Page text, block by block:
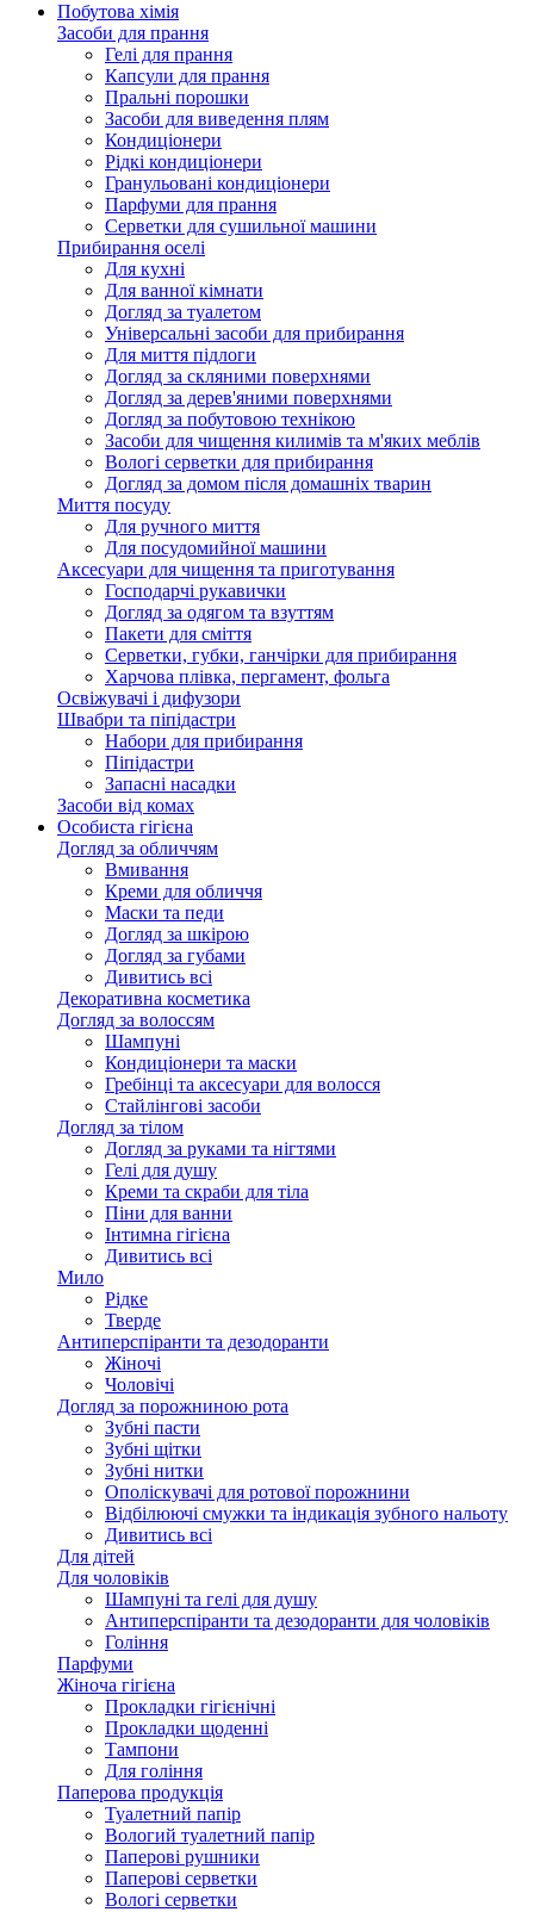
Побутова хімія
Засоби для прання
Гелі для прання
Капсули для прання
Пральні порошки
Засоби для виведення плям
Кондиціонери
Рідкі кондиціонери
Гранульовані кондиціонери
Парфуми для прання
Серветки для сушильної машини
Прибирання оселі
Для кухні
Для ванної кімнати
Догляд за туалетом
Універсальні засоби для прибирання
Для миття підлоги
Догляд за скляними поверхнями
Догляд за дерев'яними поверхнями
Догляд за побутовою технікою
Засоби для чищення килимів та м'яких меблів
Вологі серветки для прибирання
Догляд за домом після домашніх тварин
Миття посуду
Для ручного миття
Для посудомийної машини
Аксесуари для чищення та приготування
Господарчі рукавички
Догляд за одягом та взуттям
Пакети для сміття
Серветки, губки, ганчірки для прибирання
Харчова плівка, пергамент, фольга
Освіжувачі і дифузори
Швабри та піпідастри
Набори для прибирання
Піпідастри
Запасні насадки
Засоби від комах
Особиста гігієна
Догляд за обличчям
Вмивання
Креми для обличчя
Маски та педи
Догляд за шкірою
Догляд за губами
Дивитись всі
Декоративна косметика
Догляд за волоссям
Шампуні
Кондиціонери та маски
Гребінці та аксесуари для волосся
Стайлінгові засоби
Догляд за тілом
Догляд за руками та нігтями
Гелі для душу
Креми та скраби для тіла
Піни для ванни
Інтимна гігієна
Дивитись всі
Мило
Рідке
Тверде
Антиперспіранти та дезодоранти
Жіночі
Чоловічі
Догляд за порожниною рота
Зубні пасти
Зубні щітки
Зубні нитки
Ополіскувачі для ротової порожнини
Відбілюючі смужки та індикація зубного нальоту
Дивитись всі
Для дітей
Для чоловіків
Шампуні та гелі для душу
Антиперспіранти та дезодоранти для чоловіків
Гоління
Парфуми
Жіноча гігієна
Прокладки гігієнічні
Прокладки щоденні
Тампони
Для гоління
Паперова продукція
Туалетний папір
Вологий туалетний папір
Паперові рушники
Паперові серветки
Вологі серветки